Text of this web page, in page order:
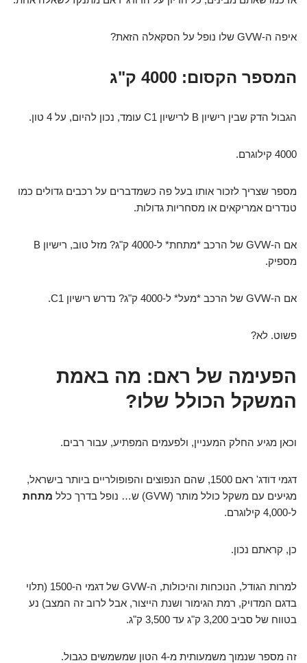
איפה ה-GVW שלו נופל על הסקאלה הזאת?
המספר הקסום: 4000 ק"ג
הגבול הדק שבין רישיון B לרישיון C1 עומד, נכון להיום, על 4 טון.
4000 קילוגרם.
מספר שצריך לזכור אותו בעל פה כשמדברים על רכבים גדולים כמו
טנדרים אמריקאים או מסחריות גדולות.
אם ה-GVW של הרכב *מתחת* ל-4000 ק"ג? מזל טוב, רישיון B
מספיק.
אם ה-GVW של הרכב *מעל* ל-4000 ק"ג? נדרש רישיון C1.
פשוט. לא?
הפעימה של ראם: מה באמת
המשקל הכולל שלו?
וכאן מגיע החלק המעניין, ולפעמים המפתיע, עבור רבים.
דגמי דודג' ראם 1500, שהם הנפוצים והפופולריים ביותר בישראל,
מגיעים עם משקל כולל מותר (GVW) ש… נופל בדרך כלל
מתחת
ל-4,000 קילוגרם.
כן, קראתם נכון.
למרות הגודל, הנוכחות והיכולות, ה-GVW של דגמי ה-1500 (תלוי
בדגם המדויק, רמת הגימור ושנת הייצור, אבל לרוב זה המצב) נע
בטווח של סביב 3,200 ק"ג עד 3,500 ק"ג.
זה מספר שנמוך משמעותית מ-4 הטון שמשמשים כגבול.